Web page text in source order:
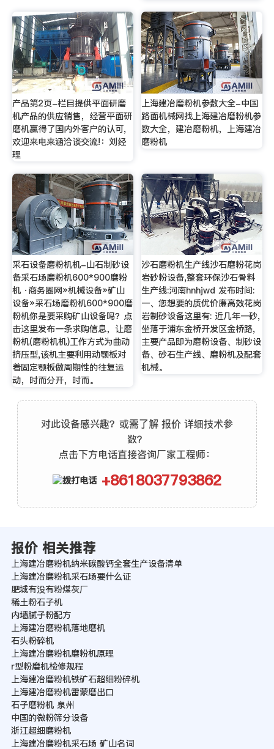
产品第2页-栏目提供平面研磨
机产品的供应销售，经营平面研
磨机赢得了国内外客户的认可,
欢迎来电来涵洽谈交流!：刘经
理
上海建冶磨粉机参数大全-中国
路面机械网找上海建冶磨粉机参
数大全，建冶磨粉机，上海建冶
磨粉机
采石设备磨粉机机-山石制砂设
备采石场磨粉机600*900磨粉
机 ·商务圈网»机械设备»矿山
设备»采石场磨粉机600*900磨
粉机你是要采购矿山设备吗？点
击这里发布一条求购信息，让磨
粉机(磨粉机机)工作方式为曲动
挤压型,该机主要利用动颚板对
着固定颚板做周期性的往复运
动，时而分开，时而。
沙石磨粉机生产线沙石磨粉花岗
岩砂粉设备,整套环保沙石骨料
生产线:河南hnhjwd 发布时间:
一、您想要的质优价廉高效花岗
岩制砂设备这里有: 近几年一砂,
坐落于浦东金桥开发区金桥路,
主要产品即为磨粉设备、制砂设
备、砂石生产线、磨粉机及配套
机械。
对此设备感兴趣？或需了解 报价 详细技术参
数？
点击下方电话直接咨询厂家工程师：
+8618037793862
报价 相关推荐
上海建冶磨粉机纳米碳酸钙全套生产设备清单
上海建冶磨粉机采石场要什么证
肥城有没有粉煤灰厂
稀土粉石子机
内墙腻子粉配方
上海建冶磨粉机落地磨机
石头粉碎机
上海建冶磨粉机磨粉机原理
r型粉磨机检修规程
上海建冶磨粉机铁矿石超细粉碎机
上海建冶磨粉机雷蒙磨出口
石子磨粉机 泉州
中国的微粉筛分设备
浙江超细磨粉机
上海建冶磨粉机采石场 矿山名词